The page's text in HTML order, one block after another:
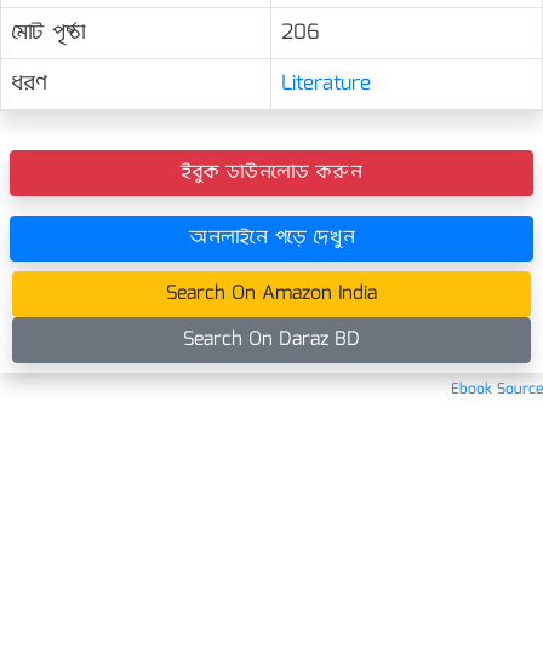
মোট পৃষ্ঠা
206
ধরণ
Literature
ইবুক ডাউনলোড করুন
অনলাইনে পড়ে দেখুন
Search On Amazon India
Search On Daraz BD
Ebook Source